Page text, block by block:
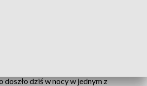
doszło dziś w nocy w jednym z